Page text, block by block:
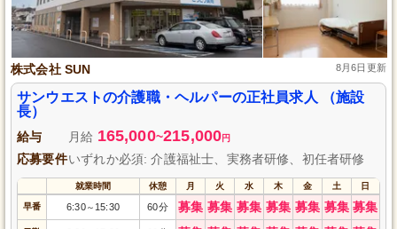
株式会社 SUN 8月6日更新
サンウエストの介護職・ヘルパーの正社員求人 （施設
長）
給与 月給 165,000~215,000円
応募要件いずれか必須: 介護福祉士、実務者研修、初任者研修
就業時間 休憩 月 火 水 木 金 土 日
早番 6:30～ 15:30 60分 募集 募集 募集 募集 募集 募集 募集